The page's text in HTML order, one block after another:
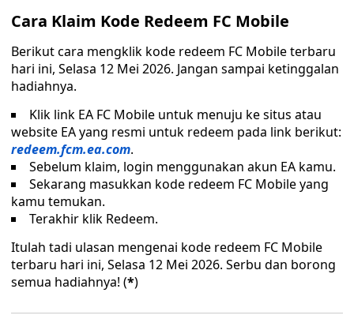
Cara Klaim Kode Redeem FC Mobile
Berikut cara mengklik kode redeem FC Mobile terbaru
hari ini, Selasa 12 Mei 2026. Jangan sampai ketinggalan
hadiahnya.
Klik link EA FC Mobile untuk menuju ke situs atau
website EA yang resmi untuk redeem pada link berikut:
redeem.fcm.ea.com.
Sebelum klaim, login menggunakan akun EA kamu.
Sekarang masukkan kode redeem FC Mobile yang
kamu temukan.
Terakhir klik Redeem.
Itulah tadi ulasan mengenai kode redeem FC Mobile
terbaru hari ini, Selasa 12 Mei 2026. Serbu dan borong
semua hadiahnya! (*)